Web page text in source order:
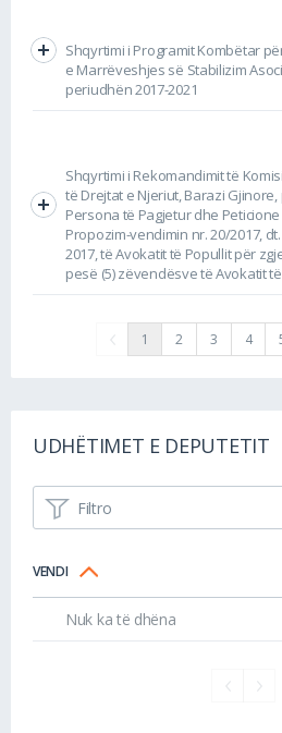
Shqyrtimi i Programit Kombëtar
e Marrëveshjes së Stabilizim
periudhën 2017-2021
Shqyrtimi i Rekomandimit të
të Drejtat e Njeriut, Barazi Gjinore,
Persona të Pagjetur dhe
Propozim-vendimin nr. 20/2017,
2017, të Avokatit të Popullit për
pesë (5) zëvendësve të Avokatit
1 2 3 4
UDHËTIMET E DEPUTETIT
Filtro
VENDI
Nuk ka të dhëna